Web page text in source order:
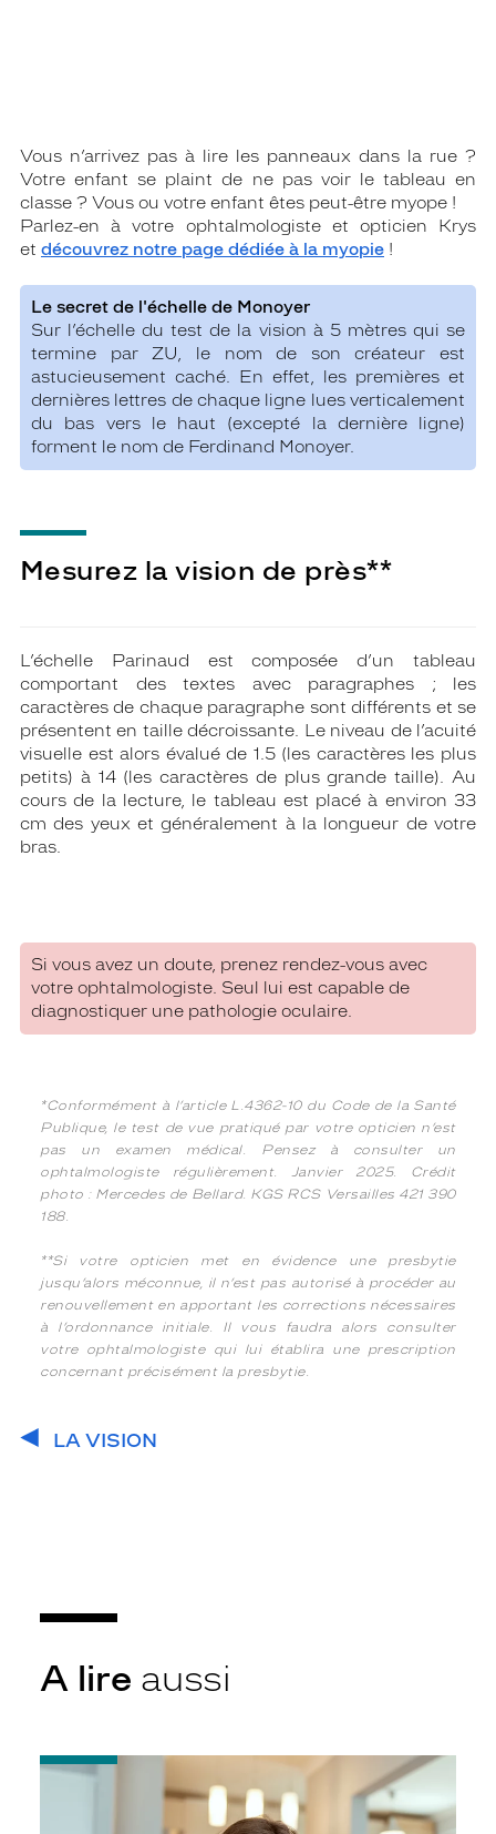
Vous n’arrivez pas à lire les panneaux dans la rue ?
Votre enfant se plaint de ne pas voir le tableau en
classe ? Vous ou votre enfant êtes peut-être myope !
Parlez-en à votre ophtalmologiste et opticien Krys
et découvrez notre page dédiée à la myopie !
Le secret de l'échelle de Monoyer
Sur l’échelle du test de la vision à 5 mètres qui se
termine par ZU, le nom de son créateur est
astucieusement caché. En effet, les premières et
dernières lettres de chaque ligne lues verticalement
du bas vers le haut (excepté la dernière ligne)
forment le nom de Ferdinand Monoyer.
Mesurez la vision de près**
L’échelle Parinaud est composée d’un tableau
comportant des textes avec paragraphes ; les
caractères de chaque paragraphe sont différents et se
présentent en taille décroissante. Le niveau de l’acuité
visuelle est alors évalué de 1.5 (les caractères les plus
petits) à 14 (les caractères de plus grande taille). Au
cours de la lecture, le tableau est placé à environ 33
cm des yeux et généralement à la longueur de votre
bras.
Si vous avez un doute, prenez rendez-vous avec
votre ophtalmologiste. Seul lui est capable de
diagnostiquer une pathologie oculaire.
*Conformément à l’article L.4362-10 du Code de la Santé
Publique, le test de vue pratiqué par votre opticien n’est
pas un examen médical. Pensez à consulter un
ophtalmologiste régulièrement. Janvier 2025. Crédit
photo : Mercedes de Bellard. KGS RCS Versailles 421 390
188.
**Si votre opticien met en évidence une presbytie
jusqu’alors méconnue, il n’est pas autorisé à procéder au
renouvellement en apportant les corrections nécessaires
à l’ordonnance initiale. Il vous faudra alors consulter
votre ophtalmologiste qui lui établira une prescription
concernant précisément la presbytie.
LA VISION
A lire aussi
-